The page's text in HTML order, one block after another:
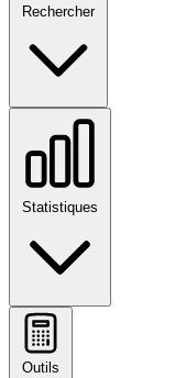
Rechercher
Statistiques
Outils